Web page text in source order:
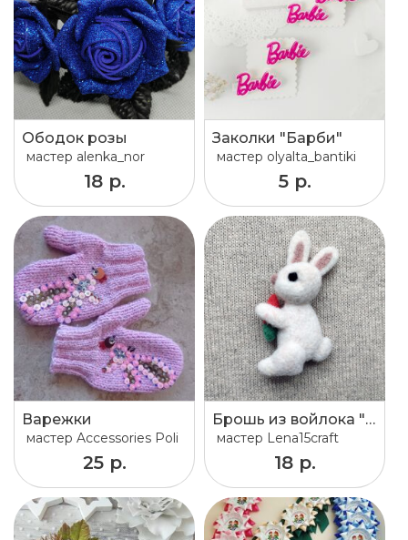
Ободок розы
мастер alenka_nor
18 р.
Заколки "Барби"
мастер olyalta_bantiki
5 р.
Варежки
мастер Accessories Poli
25 р.
Брошь из войлока "Маленький зайчик"
мастер Lena15craft
18 р.